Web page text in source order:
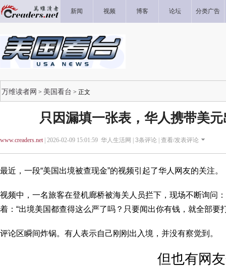
新闻 视频 博客 论坛 分类广告
万维读者网 > 美国看台 > 正文
只因漏填一张表，华人携带美
www.creaders.net| 2026-02-09 15:01:59 华人生活网 | 3条评论 | 查看/发表评论
最近，一段“美国出境被查现金”的视频引起了华人网友的关注。
视频中，一名旅客在登机廊桥被海关人员拦下，现场不断询问
着：“出境美国都查得这么严了吗？只要闻出你有钱，就全部要
评论区瞬间炸锅。有人表示自己刚刚出入境，并没有察觉到。
但也有网